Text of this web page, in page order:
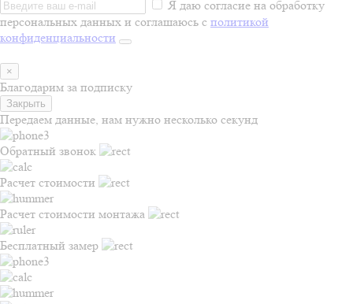
Я даю согласие на обработку
персональных данных и соглашаюсь с политикой
конфиденциальности
×
Благодарим за подписку
Закрыть
Передаем данные, нам нужно несколько секунд
Обратный звонок
Расчет стоимости
Расчет стоимости монтажа
Бесплатный замер